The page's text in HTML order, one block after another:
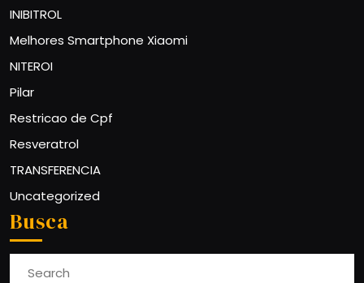
INIBITROL
Melhores Smartphone Xiaomi
NITEROI
Pilar
Restricao de Cpf
Resveratrol
TRANSFERENCIA
Uncategorized
Busca